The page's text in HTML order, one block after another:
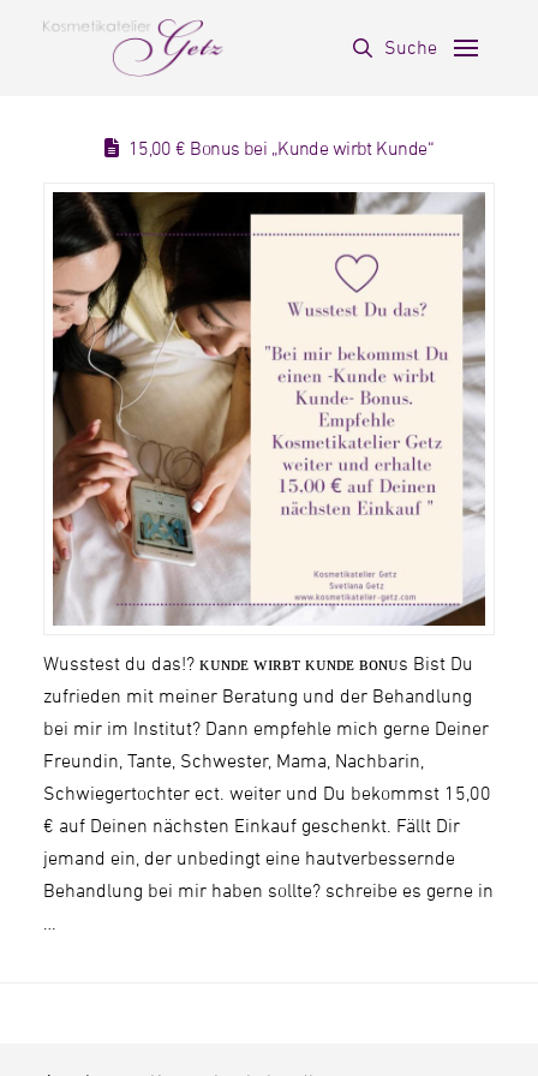
Suche
15,00 € Bonus bei „Kunde wirbt Kunde“
Wusstest du das!? ᴋᴜɴᴅᴇ ᴡɪʀʙᴛ ᴋᴜɴᴅᴇ ʙᴏɴᴜs Bist Du
zufrieden mit meiner Beratung und der Behandlung
bei mir im Institut? Dann empfehle mich gerne Deiner
Freundin, Tante, Schwester, Mama, Nachbarin,
Schwiegertochter ect. weiter und Du bekommst 15,00
€ auf Deinen nächsten Einkauf geschenkt. Fällt Dir
jemand ein, der unbedingt eine hautverbessernde
Behandlung bei mir haben sollte? schreibe es gerne in